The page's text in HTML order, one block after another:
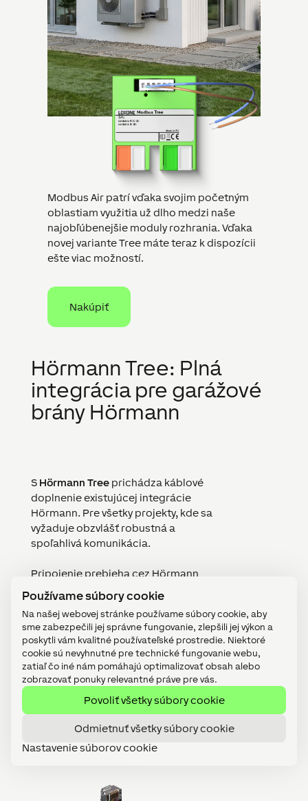
Používame súbory cookie
Na našej webovej stránke používame súbory cookie, aby
sme zabezpečili jej správne fungovanie, zlepšili jej výkon a
poskytli vám kvalitné používateľské prostredie. Niektoré
cookie sú nevyhnutné pre technické fungovanie webu,
zatiaľ čo iné nám pomáhajú optimalizovať obsah alebo
zobrazovať ponuky relevantné práve pre vás.
Povoliť všetky súbory cookie
Odmietnuť všetky súbory cookie
Nastavenie súborov cookie
Modbus Air patrí vďaka svojim početným
oblastiam využitia už dlho medzi naše
najobľúbenejšie moduly rozhrania. Vďaka
novej variante Tree máte teraz k dispozícii
ešte viac možností.
Nakúpiť
Hörmann Tree: Plná
integrácia pre garážové
brány Hörmann
S Hörmann Treeprichádza káblové
doplnenie existujúcej integrácie
Hörmann. Pre všetky projekty, kde sa
vyžaduje obzvlášť robustná a
spoľahlivá komunikácia.
Pripojenie prebieha cez Hörmann
Communications Protocol –
obojsmerne, v reálnom čase a
kompatibilne s aktuálnymi generáciami
pohonov. Inteligentná brána hlási svoj
stav, reaguje na automatizácie a
možno ju priamo začleniť do konceptu
alarmu.
Kúpiť teraz